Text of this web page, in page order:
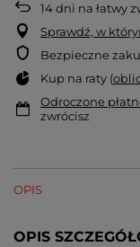
14dni na łatwy
Sprawdź, w
Bezpieczne
Kup na raty (
Odroczone
zwrócisz
OPIS
OPIS